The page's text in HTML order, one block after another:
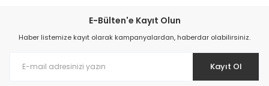
E-Bülten'e Kayıt Olun
Haber listemize kayıt olarak kampanyalardan, haberdar olabilirsiniz.
Kayıt Ol